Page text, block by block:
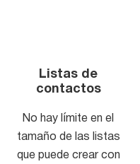
Listas de
contactos
No hay límite en el
tamaño de las listas
que puede crear con